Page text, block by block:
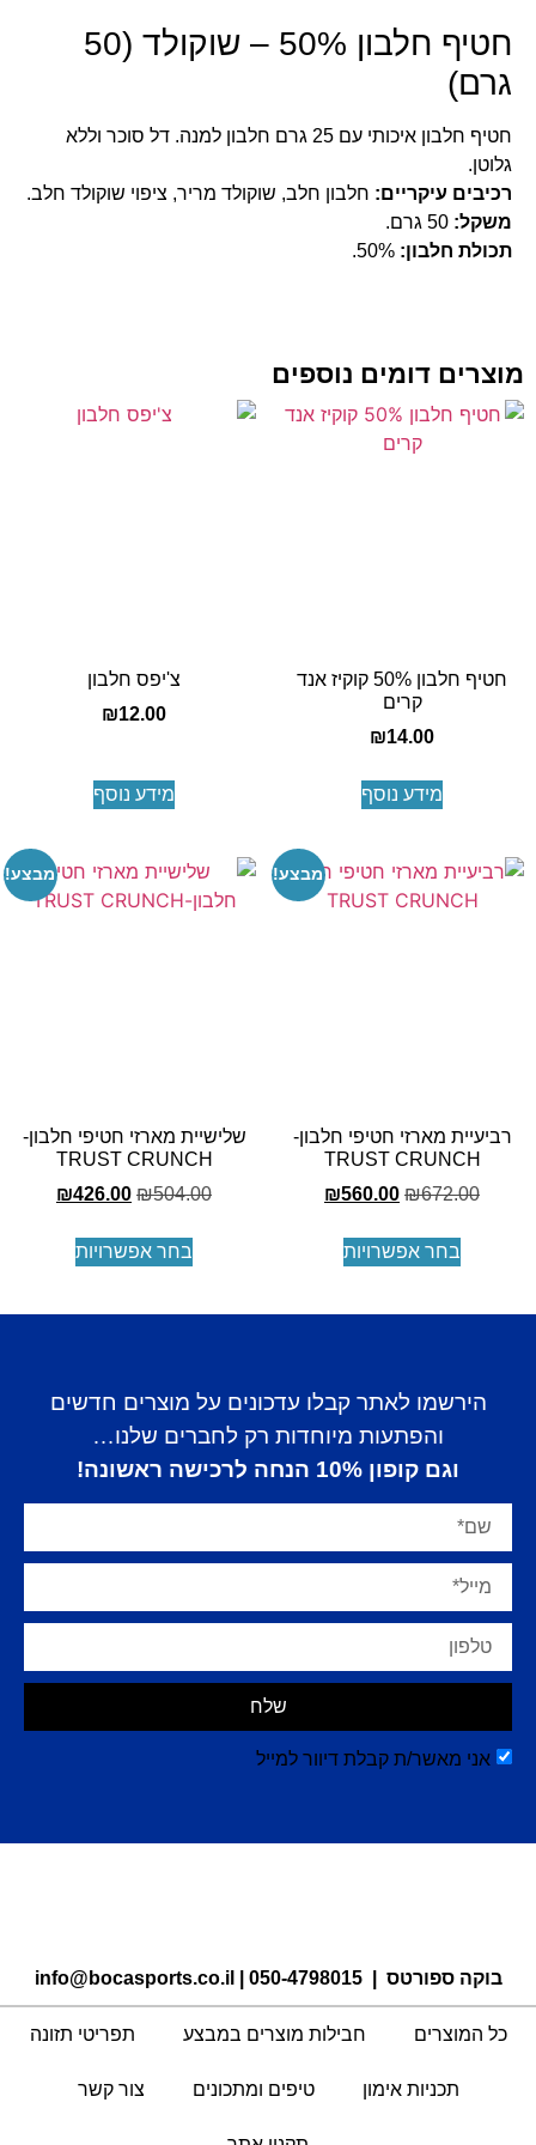
חטיף חלבון 50% – שוקולד (50
חטיף חלבון איכותי עם 25 גרם חלבון למנה. דל סוכר וללא
עיקריים:חלבון חלב, שוקולד מריר, ציפוי שוקולד חלב.
50 גרם.
חלבון:50%.
דומים נוספים
חטיף חלבון 50% קוקיז אנד
קרים
₪14.00
מידע נוסף
צ'יפס חלבון
₪12.00
מידע נוסף
מבצע!
מארזי חטיפי חלבון-
TRUST CRUNCH
₪672.00
₪560.00
בחר אפשרויות
מבצע!
שלישיית מארזי חטיפי חלבון-
TRUST CRUNCH
₪504.00
₪426.00
בחר אפשרויות
הירשמו לאתר קבלו עדכונים על מוצרים חדשים
והפתעות מיוחדות רק לחברים שלנו…
וגם קופון 10% הנחה לרכישה ראשונה!
אני מאשר/ת קבלת דיוור למייל
שלח
בוקה ספורטס | 050-4798015
|
info@bocasports.co.il
כל המוצרים חבילות מוצרים במבצע תפריטי תזונה
תכניות אימון טיפים ומתכונים צור קשר